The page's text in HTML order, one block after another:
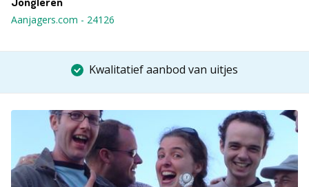
Aanjagers.com - 24126
Kwalitatief aanbod van uitjes